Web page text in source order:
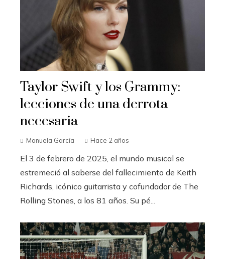
Taylor Swift y los Grammy:
lecciones de una derrota
necesaria
Manuela García Hace 2 años
El 3 de febrero de 2025, el mundo musical se
estremeció al saberse del fallecimiento de Keith
Richards, icónico guitarrista y cofundador de The
Rolling Stones, a los 81 años. Su pé...